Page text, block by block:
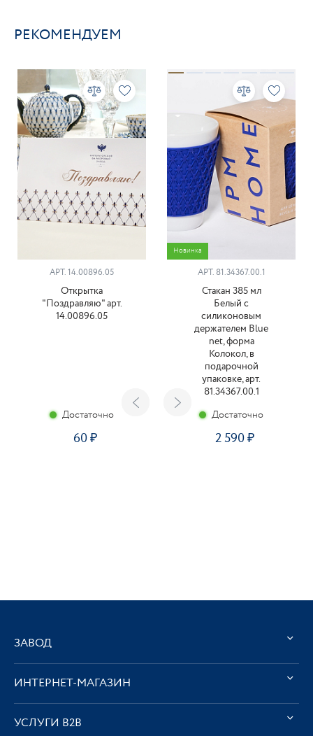
РЕКОМЕНДУЕМ
АРТ. 14.00896.05
Открытка
"Поздравляю" арт.
14.00896.05
Достаточно
60
Новинка
АРТ. 81.34367.00.1
Стакан 385 мл
Белый с
силиконовым
держателем Blue
net, форма
Колокол, в
подарочной
упаковке, арт.
81.34367.00.1
Достаточно
2 590
ЗАВОД
ИНТЕРНЕТ-МАГАЗИН
УСЛУГИ В2В